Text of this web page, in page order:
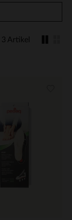
3 Artikel